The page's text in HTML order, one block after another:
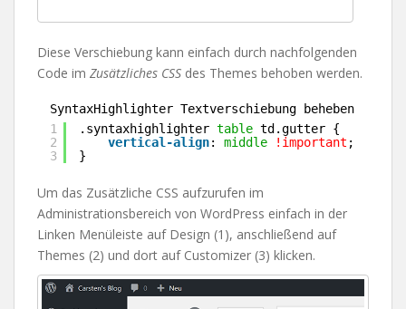
Diese Verschiebung kann einfach durch nachfolgenden
Code im Zusätzliches CSS des Themes behoben werden.
SyntaxHighlighter Textverschiebung beheben
1
2
3
.syntaxhighlighter table td.gutter {
vertical-align: middle !important ;
}
Um das Zusätzliche CSS aufzurufen im
Administrationsbereich von WordPress einfach in der
Linken Menüleiste auf Design (1), anschließend auf
Themes (2) und dort auf Customizer (3) klicken.